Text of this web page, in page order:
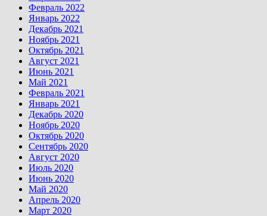
Февраль 2022
Январь 2022
Декабрь 2021
Ноябрь 2021
Октябрь 2021
Август 2021
Июнь 2021
Май 2021
Февраль 2021
Январь 2021
Декабрь 2020
Ноябрь 2020
Октябрь 2020
Сентябрь 2020
Август 2020
Июль 2020
Июнь 2020
Май 2020
Апрель 2020
Март 2020